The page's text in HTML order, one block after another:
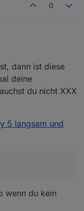
0
Dadurch dass der
dieser mit
kann, habe ich alles
dev/null --disk-
cache --incognito
16:59
dann ist diese
deine
du nicht XXX
5 langsam und
wenn du kein